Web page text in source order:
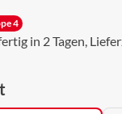
4
in 2 Tagen,
auswählen